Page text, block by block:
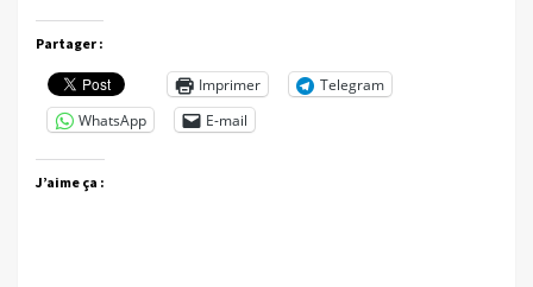
Partager :
Imprimer
Telegram
WhatsApp
E-mail
J’aime ça :